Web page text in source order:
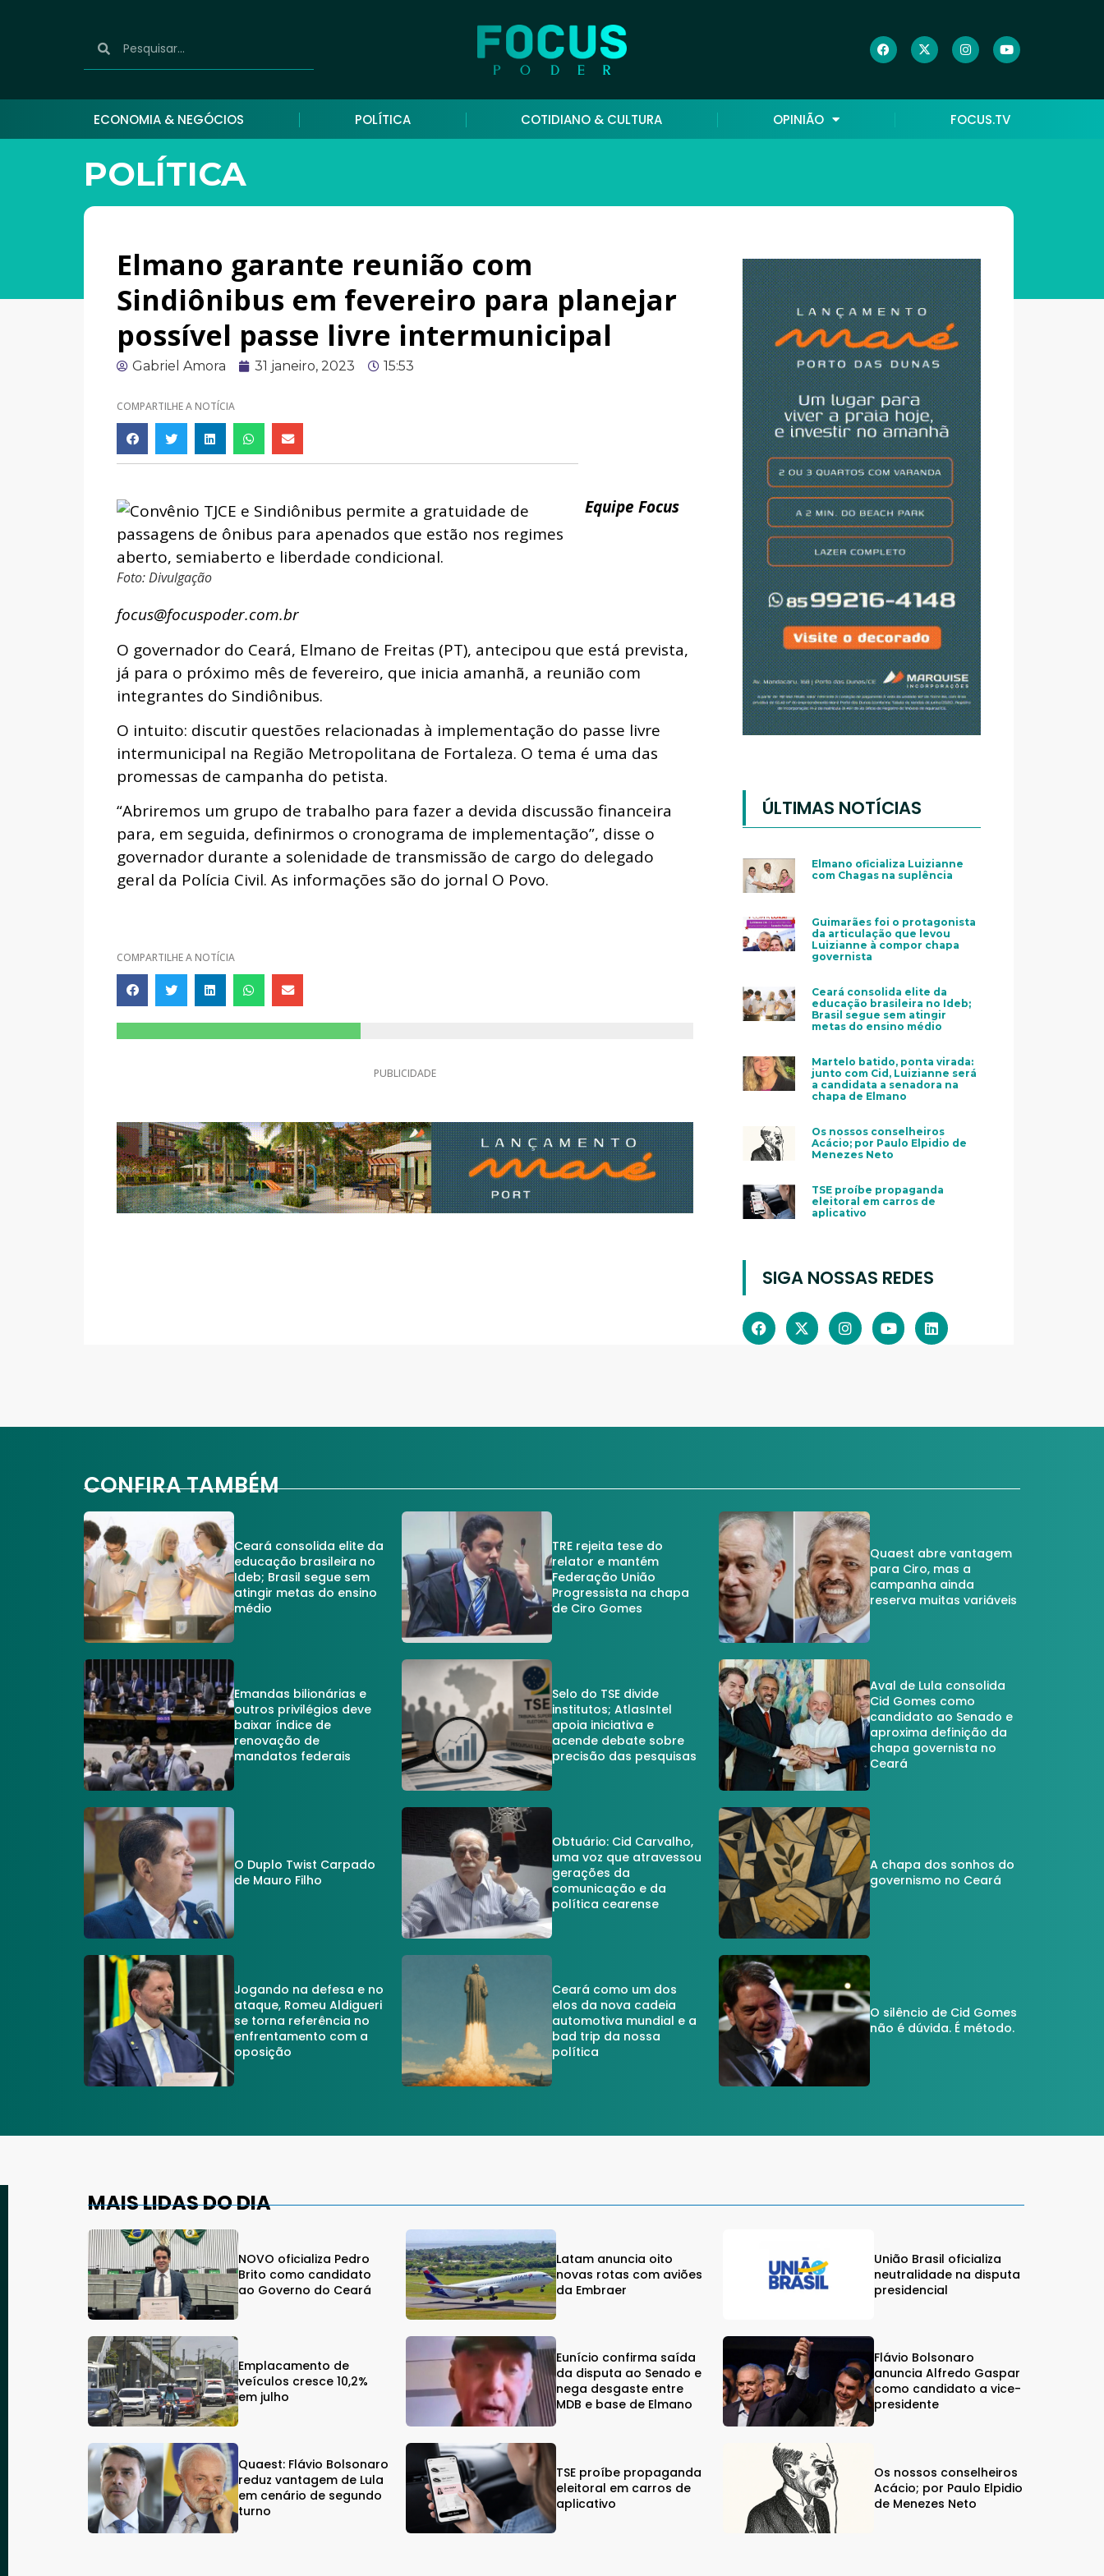
ECONOMIA & NEGÓCIOS POLÍTICA COTIDIANO & CULTURA OPINIÃO FOCUS.TV
POLÍTICA
Elmano garante reunião com
Sindiônibus em fevereiro para planejar
possível passe livre intermunicipal
Gabriel Amora 31 janeiro, 2023 15:53
COMPARTILHE A NOTÍCIA
Foto: Divulgação
Equipe Focus
focus@focuspoder.com.br
O governador do Ceará, Elmano de Freitas (PT), antecipou que está prevista,
já para o próximo mês de fevereiro, que inicia amanhã, a reunião com
integrantes do Sindiônibus.
O intuito: discutir questões relacionadas à implementação do passe livre
intermunicipal na Região Metropolitana de Fortaleza. O tema é uma das
promessas de campanha do petista.
“Abriremos um grupo de trabalho para fazer a devida discussão financeira
para, em seguida, definirmos o cronograma de implementação”, disse o
governador durante a solenidade de transmissão de cargo do delegado
geral da Polícia Civil. As informações são do jornal O Povo.
COMPARTILHE A NOTÍCIA
PUBLICIDADE
ÚLTIMAS NOTÍCIAS
Elmano oficializa Luizianne
com Chagas na suplência
Guimarães foi o protagonista
da articulação que levou
Luizianne à compor chapa
governista
Ceará consolida elite da
educação brasileira no Ideb;
Brasil segue sem atingir
metas do ensino médio
Martelo batido, ponta virada:
junto com Cid, Luizianne será
a candidata a senadora na
chapa de Elmano
Os nossos conselheiros
Acácio; por Paulo Elpidio de
Menezes Neto
TSE proíbe propaganda
eleitoral em carros de
aplicativo
SIGA NOSSAS REDES
CONFIRA TAMBÉM
Ceará consolida elite da
educação brasileira no
Ideb; Brasil segue sem
atingir metas do ensino
médio
TRE rejeita tese do
relator e mantém
Federação União
Progressista na chapa
de Ciro Gomes
Quaest abre vantagem
para Ciro, mas a
campanha ainda
reserva muitas variáveis
Emandas bilionárias e
outros privilégios deve
baixar índice de
renovação de
mandatos federais
Selo do TSE divide
institutos; AtlasIntel
apoia iniciativa e
acende debate sobre
precisão das pesquisas
Aval de Lula consolida
Cid Gomes como
candidato ao Senado e
aproxima definição da
chapa governista no
Ceará
O Duplo Twist Carpado
de Mauro Filho
Obtuário: Cid Carvalho,
uma voz que atravessou
gerações da
comunicação e da
política cearense
A chapa dos sonhos do
governismo no Ceará
Jogando na defesa e no
ataque, Romeu Aldigueri
se torna referência no
enfrentamento com a
oposição
Ceará como um dos
elos da nova cadeia
automotiva mundial e a
bad trip da nossa
política
O silêncio de Cid Gomes
não é dúvida. É método.
MAIS LIDAS DO DIA
NOVO oficializa Pedro
Brito como candidato
ao Governo do Ceará
Latam anuncia oito
novas rotas com aviões
da Embraer
União Brasil oficializa
neutralidade na disputa
presidencial
Emplacamento de
veículos cresce 10,2%
em julho
Eunício confirma saída
da disputa ao Senado e
nega desgaste entre
MDB e base de Elmano
Flávio Bolsonaro
anuncia Alfredo Gaspar
como candidato a vice-
presidente
Quaest: Flávio Bolsonaro
reduz vantagem de Lula
em cenário de segundo
turno
TSE proíbe propaganda
eleitoral em carros de
aplicativo
Os nossos conselheiros
Acácio; por Paulo Elpidio
de Menezes Neto